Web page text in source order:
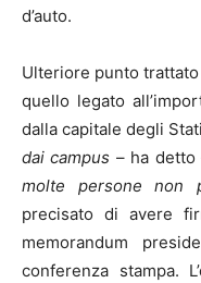
d’auto.
Ulteriore punto
quello legato
dalla capitale degli
dai campus – ha detto
molte persone non
precisato di avere
memorandum
conferenza stampa.